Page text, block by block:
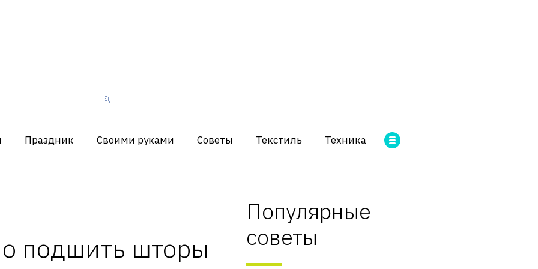
Праздник Своими руками Советы Текстиль Техника
подшить шторы
Популярные
советы